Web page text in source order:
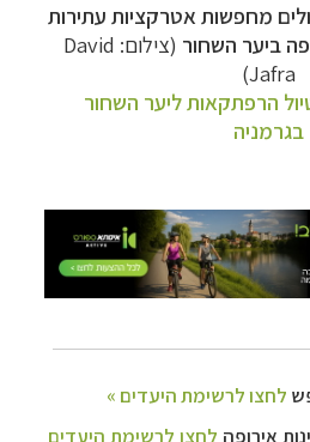
מחפשות אטרקציות עתירות
ביער השחור
(צילום: David
Jafra)
הרפתקאות ליער השחור
בגרמניה